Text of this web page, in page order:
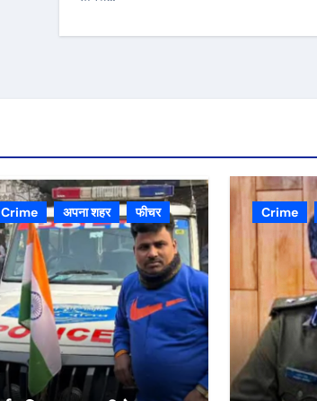
Crime अपना शहर फीचर Crime